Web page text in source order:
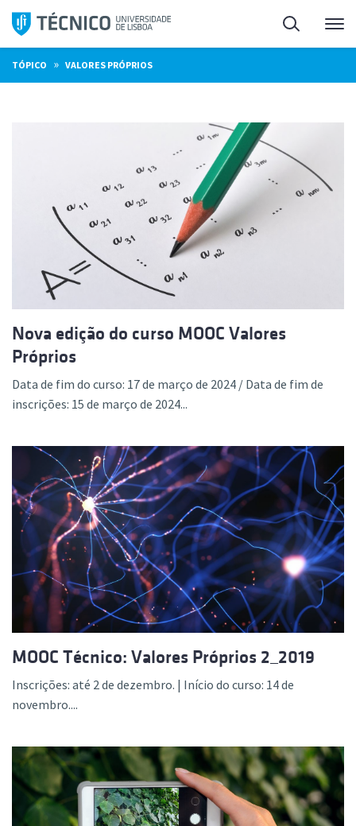
Saltar
para
o
conteúdo
Pesquisa
TÓPICO » VALORES PRÓPRIOS
Nova edição do curso MOOC Valores
Próprios
Data de fim do curso: 17 de março de 2024 / Data de fim de
inscrições: 15 de março de 2024...
MOOC Técnico: Valores Próprios 2_2019
Inscrições: até 2 de dezembro. | Início do curso: 14 de
novembro....